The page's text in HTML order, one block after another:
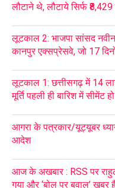
लौटाने थे, लौटाये सिर्फ
लूटकाल 2: भाजपा सांसद
कानपुर एक्सप्रेसवे, जो 17
लूटकाल 1: छत्तीसगढ़ में 14
मूर्ति पहली ही बारिश में सीमेंट
आगरा के पत्रकार/यूट्यूबर
आदेश
आज के अखबार : RSS पर
गया और ‘बोल पर बवाल’ खबर